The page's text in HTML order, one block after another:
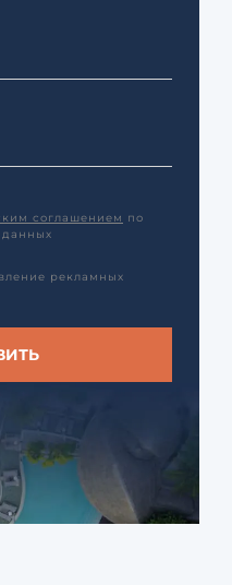
соглашением по
рекламных